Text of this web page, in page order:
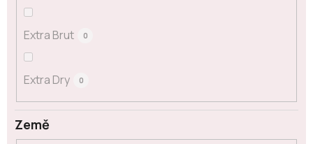
Země
Extra Brut 0
Extra Dry 0